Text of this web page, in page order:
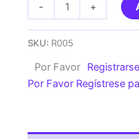
-
cantidad
+
SKU: R005
Por Favor
Por Favor Regístrese